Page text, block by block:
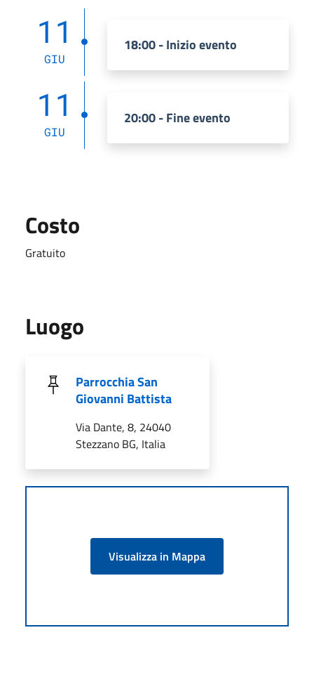
11
GIU
18:00 - Inizio evento
11
GIU
20:00 - Fine evento
Costo
Gratuito
Luogo
Parrocchia San
Giovanni Battista
Via Dante, 8, 24040
Stezzano BG, Italia
Visualizza in Mappa